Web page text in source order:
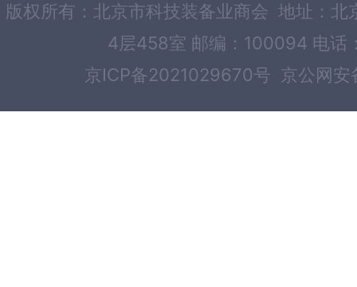
版权所有：北京市科技装备业商会 地址：北
4层458室 邮编：100094 电
京ICP备2021029670号 京公网